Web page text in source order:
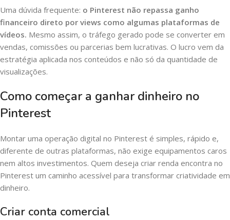
Uma dúvida frequente: o Pinterest não repassa ganho
financeiro direto por views como algumas plataformas de
vídeos. Mesmo assim, o tráfego gerado pode se converter em
vendas, comissões ou parcerias bem lucrativas. O lucro vem da
estratégia aplicada nos conteúdos e não só da quantidade de
visualizações.
Como começar a ganhar dinheiro no
Pinterest
Montar uma operação digital no Pinterest é simples, rápido e,
diferente de outras plataformas, não exige equipamentos caros
nem altos investimentos. Quem deseja criar renda encontra no
Pinterest um caminho acessível para transformar criatividade em
dinheiro.
Criar conta comercial